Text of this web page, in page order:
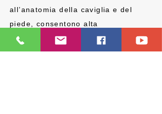
all’anatomia della caviglia e del
piede, consentono alta
traspirabilità, minimo ingombro,
lunga durata